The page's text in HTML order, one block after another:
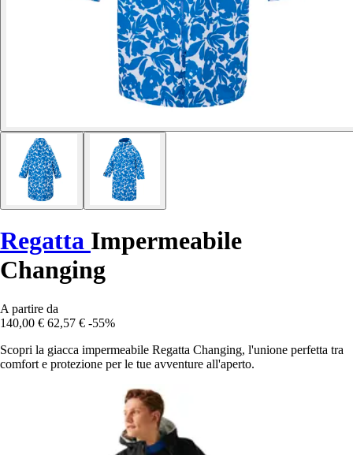
Regatta Impermeabile
Changing
A partire da
140,00 € 62,57 € -55%
Scopri la giacca impermeabile Regatta Changing, l'unione perfetta tra
comfort e protezione per le tue avventure all'aperto.